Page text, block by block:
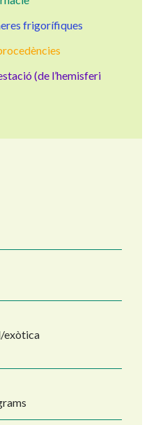
frigorífiques
(de l’hemisferi
exòtica